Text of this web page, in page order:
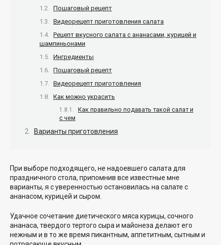
Пошаговый рецепт
Видеорецепт приготовления салата
Рецепт вкусного салата с ананасами, курицей и
шампиньонами
Ингредиенты
Пошаговый рецепт
Видеорецепт приготовления
Как можно украсить
Как правильно подавать такой салат и
с чем
Варианты приготовления
При выборе подходящего, не надоевшего салата для
праздничного стола, припомнив все известные мне
варианты, я с уверенностью остановилась на салате с
ананасом, курицей и сыром.
Удачное сочетание диетического мяса курицы, сочного
ананаса, твердого тертого сыра и майонеза делают его
нежным и в то же время пикантным, аппетитным, сытным и